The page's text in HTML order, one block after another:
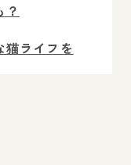
ライフを